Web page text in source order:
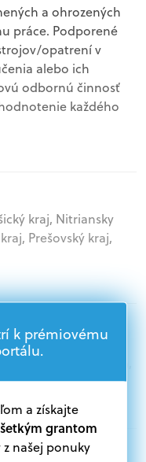
a ohrozených
práce. Podporené
opatrení v
alebo ich
odbornú činnosť
každého
kraj, Nitriansky
Prešovský kraj,
Podnikatelia,
k prémiovému
a získajte
grantom
našej ponuky